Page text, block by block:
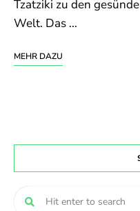
Tzatziki zu den
Welt. Das …
MEHR DAZU